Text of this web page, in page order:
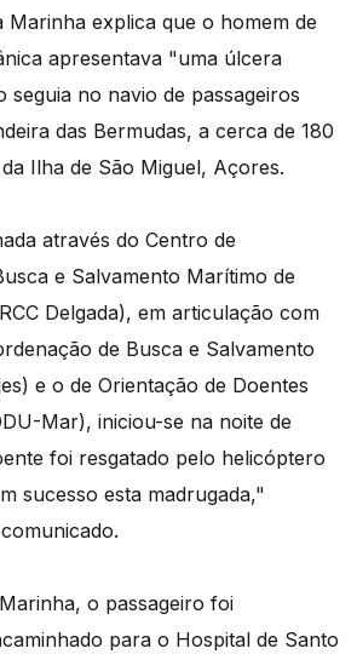
Marinha explica que o homem de
apresentava "uma úlcera
seguia no navio de passageiros
das Bermudas, a cerca de 180
Ilha de São Miguel, Açores.
através do Centro de
e Salvamento Marítimo de
Delgada), em articulação com
de Busca e Salvamento
e o de Orientação de Doentes
Mar), iniciou-se na noite de
foi resgatado pelo helicóptero
sucesso esta madrugada,"
o passageiro foi
para o Hospital de Santo